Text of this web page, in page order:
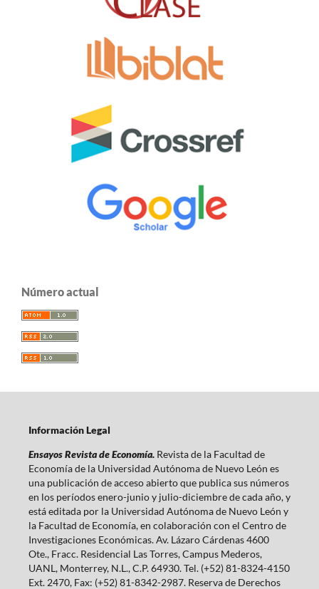
Número actual
Información Legal
Ensayos Revista de Economía. Revista de la Facultad de
Economía de la Universidad Autónoma de Nuevo León es
una publicación de acceso abierto que publica sus números
en los períodos enero-junio y julio-diciembre de cada año, y
está editada por la Universidad Autónoma de Nuevo León y
la Facultad de Economía, en colaboración con el Centro de
Investigaciones Económicas. Av. Lázaro Cárdenas 4600
Ote., Fracc. Residencial Las Torres, Campus Mederos,
UANL, Monterrey, N.L., C.P. 64930. Tel. (+52) 81-8324-4150
Ext. 2470, Fax: (+52) 81-8342-2987. Reserva de Derechos